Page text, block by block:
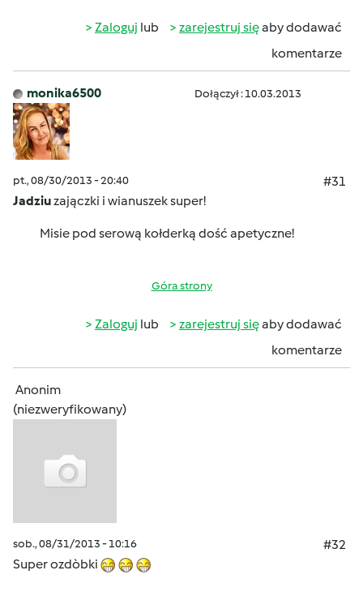
Zaloguj lub zarejestruj sięaby dodawać
komentarze
monika6500 Dołączył : 10.03.2013
pt., 08/30/2013 - 20:40
#31
Jadziuzajączki i wianuszek super!
Misie pod serową kołderką dość apetyczne!
Góra strony
Zaloguj lub zarejestruj sięaby dodawać
komentarze
Anonim
(niezweryfikowany)
sob., 08/31/2013 - 10:16
#32
Super ozdòbki